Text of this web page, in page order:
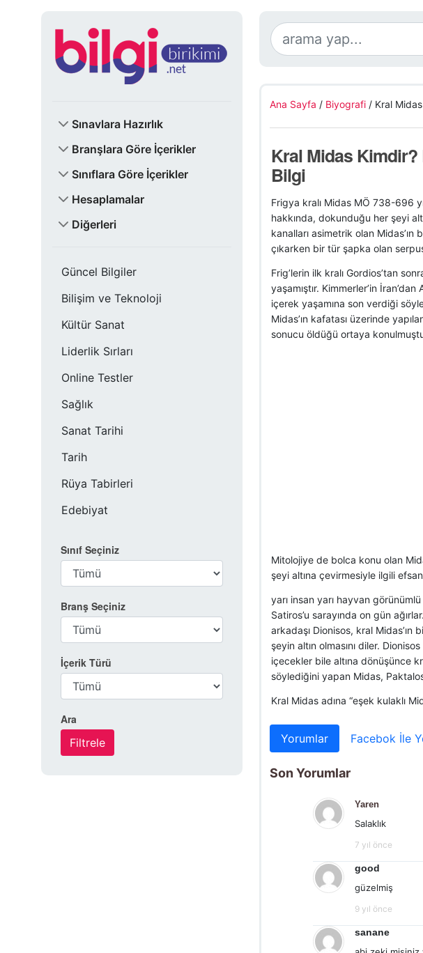
Sınavlara Hazırlık
Branşlara Göre İçerikler
Sınıflara Göre İçerikler
Hesaplamalar
Diğerleri
Güncel Bilgiler
Bilişim ve Teknoloji
Kültür Sanat
Liderlik Sırları
Online Testler
Sağlık
Sanat Tarihi
Tarih
Rüya Tabirleri
Edebiyat
Sınıf Seçiniz
Branş Seçiniz
İçerik Türü
Ara
Ana Sayfa / Biyografi/ Kral
Kral Midas Kimdir?
Bilgi
Frigya kralı Midas MÖ 738-696
hakkında, dokunduğu her şeyi
kanalları asimetrik olan
çıkarken bir tür şapka olan
Frig’lerin ilk kralı Gordios’tan
yaşamıştır. Kimmerler’in
içerek yaşamına son verdiği
Midas’ın kafatası üzerinde
sonucu öldüğü ortaya
Mitolojiye de bolca konu olan
şeyi altına çevirmesiyle ilgili
yarı insan yarı hayvan
Satiros’u sarayında on gün
arkadaşı Dionisos, kral
şeyin altın olmasını diler.
içecekler bile altına dönüşünce
söylediğini yapan Midas,
Kral Midas adına “eşek kulaklı
Yorumlar Facebok İle
Son Yorumlar
Yaren
Salaklık
7 yıl önce
good
güzelmiş
9 yıl önce
sanane